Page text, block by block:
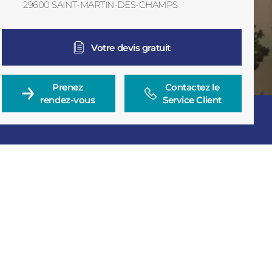
Consulter
29600 SAINT-MARTIN-DES-CHAMPS
Votre devis gratuit
Prenez
rendez-vous
Contactez le
Service Client